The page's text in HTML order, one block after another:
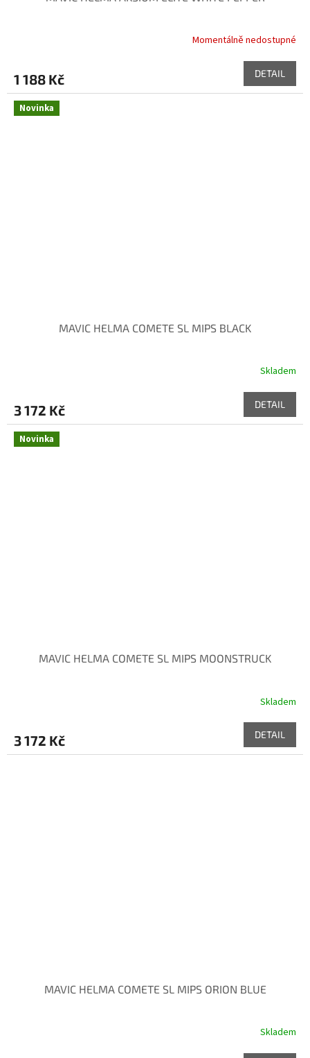
Momentálně nedostupné
1 188 Kč DETAIL
Novinka
MAVIC HELMA COMETE SL MIPS BLACK
Skladem
3 172 Kč DETAIL
Novinka
MAVIC HELMA COMETE SL MIPS MOONSTRUCK
Skladem
3 172 Kč DETAIL
MAVIC HELMA COMETE SL MIPS ORION BLUE
Skladem